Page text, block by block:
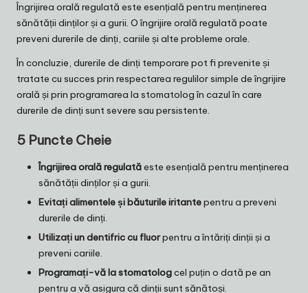
Îngrijirea orală regulată este esențială pentru menținerea
sănătății dinților și a gurii. O îngrijire orală regulată poate
preveni durerile de dinți, cariile și alte probleme orale.
În concluzie, durerile de dinți temporare pot fi prevenite și
tratate cu succes prin respectarea regulilor simple de îngrijire
orală și prin programarea la stomatolog în cazul în care
durerile de dinți sunt severe sau persistente.
5 Puncte Cheie
Îngrijirea orală regulatăeste esențială pentru menținerea
sănătății dinților și a gurii.
Evitați alimentele și băuturile iritantepentru a preveni
durerile de dinți.
Utilizați un dentifric cu fluorpentru a întăriți dinții și a
preveni cariile.
Programați-vă la stomatologcel puțin o dată pe an
pentru a vă asigura că dinții sunt sănătoși.